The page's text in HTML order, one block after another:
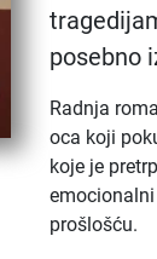
posebno
Radnja
oca koji
koje je
prošlošću.